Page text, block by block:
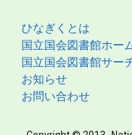
ひなぎくとは
国立国会図書館ホー
国立国会図書館サー
お知らせ
お問い合わせ